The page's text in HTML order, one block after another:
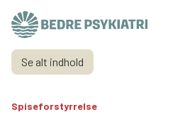
Skip to content
Få hjælp
Tal og fakta
Se alt indhold
Spiseforstyrrelse